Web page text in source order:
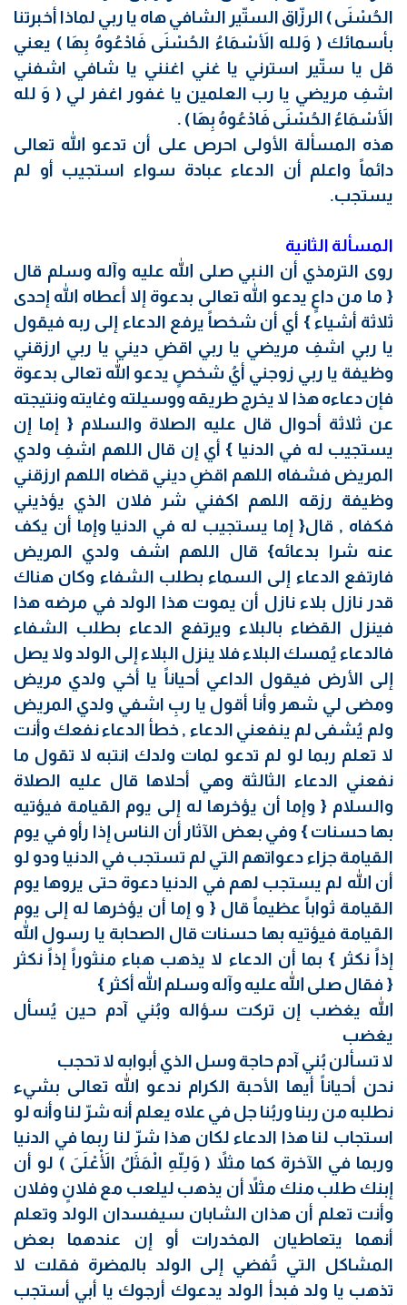
الحُسْنَى ) الرزّاق الستّير الشافي هاه يا ربي لماذا أخبرتنا
بأسمائك ( وَلله الأَسْمَاءُ الحُسْنَى فَادْعُوهُ بِهَا ) يعني
قل يا ستّير استرني يا غني اغنني يا شافي اشفني
اشفِ مريضي يا رب العلمين يا غفور اغفر لي ( وَ لله
الأَسْمَاءُ الحُسْنَى فَادْعُوهُ بِهَا ) .
هذه المسألة الأولى احرص على أن تدعو الله تعالى
دائماً واعلم أن الدعاء عبادة سواء استجيب أو لم
يستجب.
المسألة الثانية
روى الترمذي أن النبي صلى الله عليه وآله وسلم قال
{ ما من داعٍ يدعو الله تعالى بدعوة إلا أعطاه الله إحدى
ثلاثة أشياء } أي أن شخصاً يرفع الدعاء إلى ربه فيقول
يا ربي اشفِ مريضي يا ربي اقضِ ديني يا ربي ارزقني
وظيفة يا ربي زوجني أيُ شخصٍ يدعو الله تعالى بدعوة
فإن دعاءه هذا لا يخرج طريقه ووسيلته وغايته ونتيجته
عن ثلاثة أحوال قال عليه الصلاة والسلام { إما إن
يستجيب له في الدنيا } أي إن قال اللهم اشفِ ولدي
المريض فشفاه اللهم اقضِ ديني قضاه اللهم ارزقني
وظيفة رزقه اللهم اكفني شر فلان الذي يؤذيني
فكفاه , قال{ إما يستجيب له في الدنيا وإما أن يكف
عنه شرا بدعائه} قال اللهم اشف ولدي المريض
فارتفع الدعاء إلى السماء بطلب الشفاء وكان هناك
قدر نازل بلاء نازل أن يموت هذا الولد في مرضه هذا
فينزل القضاء بالبلاء ويرتفع الدعاء بطلب الشفاء
فالدعاء يُمسك البلاء فلا ينزل البلاء إلى الولد ولا يصل
إلى الأرض فيقول الداعي أحياناً يا أخي ولدي مريض
ومضى لي شهر وأنا أقول يا ربِ اشفي ولدي المريض
ولم يُشفى لم ينفعني الدعاء , خطأ الدعاء نفعك وأنت
لا تعلم ربما لو لم تدعو لمات ولدك انتبه لا تقول ما
نفعني الدعاء الثالثة وهي أحلاها قال عليه الصلاة
والسلام { وإما أن يؤخرها له إلى يوم القيامة فيؤتيه
بها حسنات } وفي بعض الآثار أن الناس إذا رأو في يوم
القيامة جزاء دعواتهم التي لم تستجب في الدنيا ودو لو
أن الله لم يستجب لهم في الدنيا دعوة حتى يروها يوم
القيامة ثواباً عظيماً قال { و إما أن يؤخرها له إلى يوم
القيامة فيؤتيه بها حسنات قال الصحابة يا رسول الله
إذاً نكثر } بما أن الدعاء لا يذهب هباء منثوراً إذاً نكثر
{ فقال صلى الله عليه وآله وسلم الله أكثر }
الله يغضب إن تركت سؤاله وبُني آدم حين يُسأل
يغضب
لا تسألن بُني آدم حاجة وسل الذي أبوابه لا تحجب
نحن أحياناً أيها الأحبة الكرام ندعو الله تعالى بشيء
نطلبه من ربنا وربُنا جل في علاه يعلم أنه شرّ لنا وأنه لو
استجاب لنا هذا الدعاء لكان هذا شرّ لنا ربما في الدنيا
وربما في الآخرة كما مثلاً ( وَلِلّهِ الْمَثَلُ الْأَعْلَىَ ) لو أن
إبنك طلب منك مثلاً أن يذهب ليلعب مع فلانٍ وفلان
وأنت تعلم أن هذان الشابان سيفسدان الولد وتعلم
أنهما يتعاطيان المخدرات أو إن عندهما بعض
المشاكل التي تُفضي إلى الولد بالمضرة فقلت لا
تذهب يا ولد فبدأ الولد يدعوك أرجوك يا أبي أستجب